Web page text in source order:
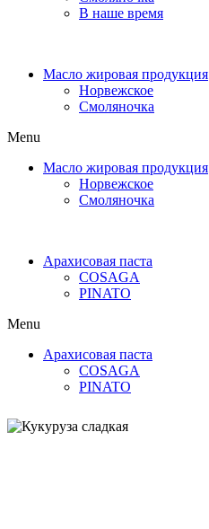
В наше время
Масло жировая продукция
Норвежское
Смоляночка
Menu
Масло жировая продукция
Норвежское
Смоляночка
Арахисовая паста
COSAGA
PINATO
Menu
Арахисовая паста
COSAGA
PINATO